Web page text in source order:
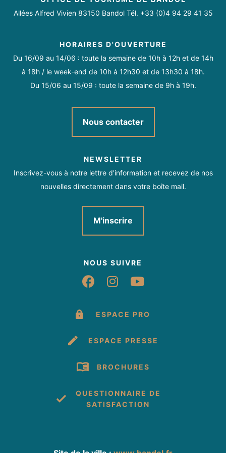
Dimanche Fermé
Eté : de 10h00 à 13h00 et de 15h00 à 19h00.
Allées Alfred Vivien 83150 Bandol Tél. +33 (0)4 94 29 41 35
HORAIRES D'OUVERTURE
Du 16/09 au 14/06 : toute la semaine de 10h à 12h et de 14h
à 18h / le week-end de 10h à 12h30 et de 13h30 à 18h.
Du 15/06 au 15/09 : toute la semaine de 9h à 19h.
Nous contacter
NEWSLETTER
Inscrivez-vous à notre lettre d'information et recevez de nos
nouvelles directement dans votre boîte mail.
M'inscrire
NOUS SUIVRE
Suivez-nous sur
Suivez-nous sur
Suivez-nous
ESPACE PRO
ESPACE PRESSE
BROCHURES
QUESTIONNAIRE DE
SATISFACTION